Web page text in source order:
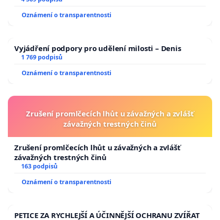
Oznámení o transparentnosti
Vyjádření podpory pro udělení milosti – Denis
1 769 podpisů
Oznámení o transparentnosti
Zrušení promlčecích lhůt u závažných a zvlášť
závažných trestných činů
Zrušení promlčecích lhůt u závažných a zvlášť
závažných trestných činů
163 podpisů
Oznámení o transparentnosti
PETICE ZA RYCHLEJŠÍ A ÚČINNĚJŠÍ OCHRANU ZVÍŘAT